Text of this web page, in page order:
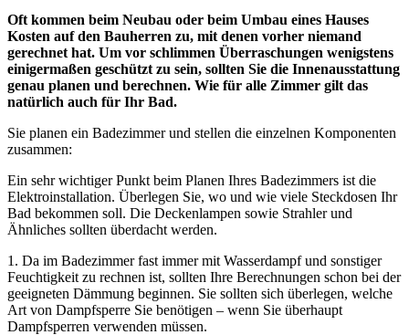
Oft kommen beim Neubau oder beim Umbau eines Hauses
Kosten auf den Bauherren zu, mit denen vorher niemand
gerechnet hat. Um vor schlimmen Überraschungen wenigstens
einigermaßen geschützt zu sein, sollten Sie die Innenausstattung
genau planen und berechnen. Wie für alle Zimmer gilt das
natürlich auch für Ihr Bad.
Sie planen ein Badezimmer und stellen die einzelnen Komponenten
zusammen:
Ein sehr wichtiger Punkt beim Planen Ihres Badezimmers ist die
Elektroinstallation. Überlegen Sie, wo und wie viele Steckdosen Ihr
Bad bekommen soll. Die Deckenlampen sowie Strahler und
Ähnliches sollten überdacht werden.
1. Da im Badezimmer fast immer mit Wasserdampf und sonstiger
Feuchtigkeit zu rechnen ist, sollten Ihre Berechnungen schon bei der
geeigneten Dämmung beginnen. Sie sollten sich überlegen, welche
Art von Dampfsperre Sie benötigen – wenn Sie überhaupt
Dampfsperren verwenden müssen.